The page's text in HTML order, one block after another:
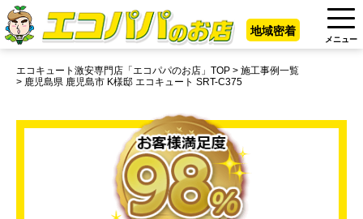
地域密着
メニュー
エコキュート激安専門店「エコパパのお店」TOP
施工事例一覧
鹿児島県 鹿児島市 K様邸 エコキュート SRT-C375